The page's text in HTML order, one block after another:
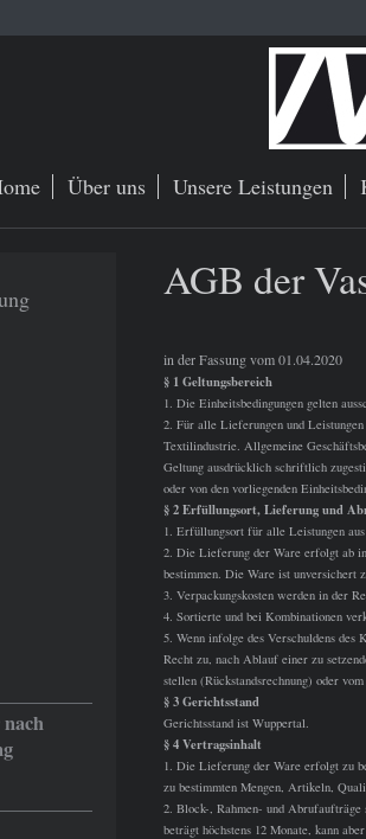
Über uns Unsere Leistungen
AGB der
in der Fassung vom 01.04.2020
§ 1 Geltungsbereich
1. Die Einheitsbedingungen gelten
2. Für alle Lieferungen und Leistungen
Textilindustrie. Allgemeine
Geltung ausdrücklich schriftlich
oder von den vorliegenden
§ 2 Erfüllungsort, Lieferung und
1. Erfüllungsort für alle Leistungen
2. Die Lieferung der Ware erfolgt ab
bestimmen. Die Ware ist unversichert
3. Verpackungskosten werden in der
4. Sortierte und bei Kombinationen
5. Wenn infolge des Verschuldens
Recht zu, nach Ablauf einer zu
stellen (Rückstandsrechnung) oder
§ 3 Gerichtsstand
Gerichtsstand ist Wuppertal.
§ 4 Vertragsinhalt
1. Die Lieferung der Ware erfolgt zu
zu bestimmten Mengen, Artikeln,
2. Block-, Rahmen- und
beträgt höchstens 12 Monate, kann
an